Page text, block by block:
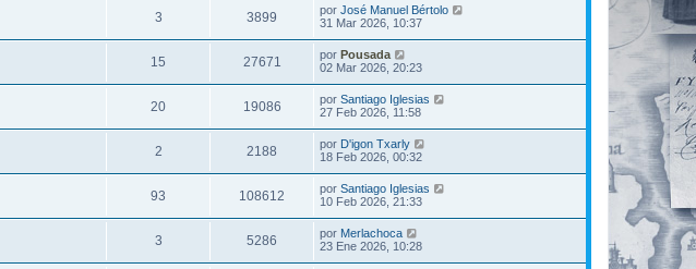
3 3899 por José Manuel Bértolo
31 Mar 2026, 10:37
15 27671 por Pousada
02 Mar 2026, 20:23
20 19086 por Santiago Iglesias
27 Feb 2026, 11:58
2 2188 por D'igon Txarly
18 Feb 2026, 00:32
93 108612 por Santiago Iglesias
10 Feb 2026, 21:33
3 5286 por Merlachoca
23 Ene 2026, 10:28